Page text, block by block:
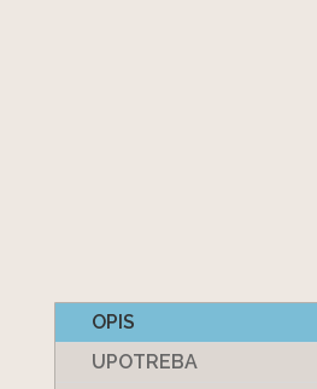
OPIS
UPOTREBA